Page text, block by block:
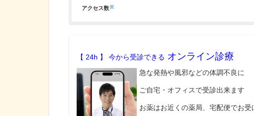
アクセス数※
【 24h 】 今から受診できる オンライン診療
急な発熱や風邪などの体調不良に
ご自宅・オフィスで受診出来ます
お薬はお近くの薬局、宅配便でお受